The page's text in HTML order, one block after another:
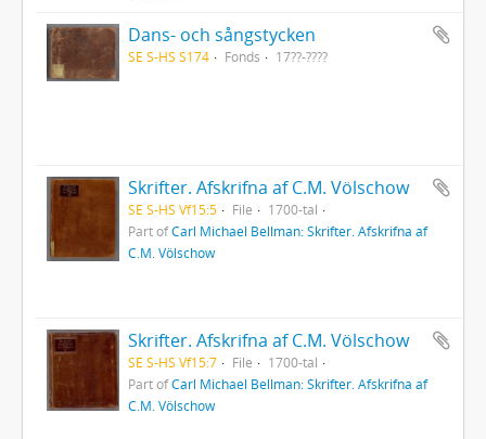
Dans- och sångstycken
SE S-HS S174 Fonds 17??-????
Skrifter. Afskrifna af C.M. Völschow
SE S-HS Vf15:5 File
1700-tal
Part ofCarl Michael Bellman: Skrifter. Afskrifna af
C.M. Völschow
Skrifter. Afskrifna af C.M. Völschow
SE S-HS Vf15:7 File
1700-tal
Part ofCarl Michael Bellman: Skrifter. Afskrifna af
C.M. Völschow